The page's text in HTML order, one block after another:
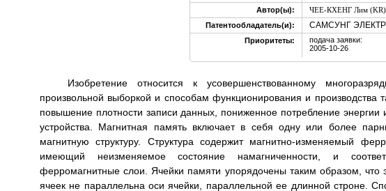
Автор(ы):
ЧЕЕ-КХЕНГ Лим (KR)
Патентообладатель(и):
САМСУНГ
Приоритеты:
подача заявки:
2005-10-26
Изобретение относится к усовершенствованному
произвольной выборкой и способам функционирования и производства
повышение плотности записи данных, пониженное потребление
устройства. Магнитная память включает в себя одну или более
магнитную структуру. Структура содержит магнитно-изменяемый
имеющий неизменяемое состояние намагниченности, и
ферромагнитные слои. Ячейки памяти упорядочены таким образом, что
ячеек не параллельна оси ячейки, параллельной ее длинной строне.